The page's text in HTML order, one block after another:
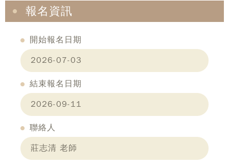
報名資訊
開始報名日期
2026-07-03
結束報名日期
2026-09-11
聯絡人
莊志清 老師